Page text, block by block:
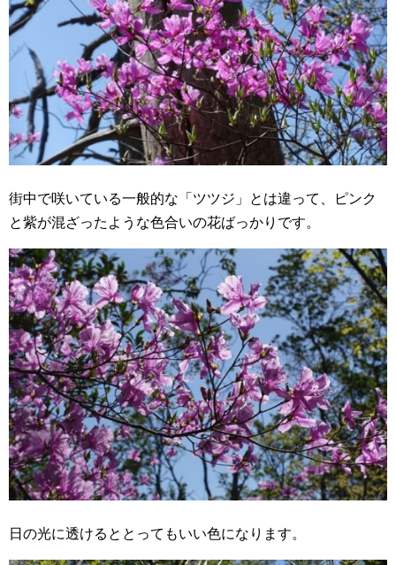
街中で咲いている一般的な「ツツジ」とは違って、ピンク
と紫が混ざったような色合いの花ばっかりです。
日の光に透けるととってもいい色になります。